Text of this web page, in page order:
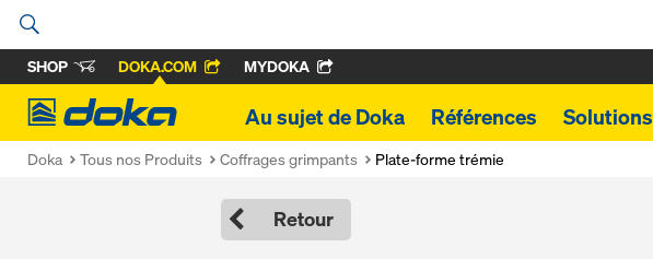
SHOP DOKA.COM MYDOKA
Doka
Au sujet de Doka Références Solutions
Doka Tous nos Produits Coffrages grimpants Plate-forme trémie
Retour